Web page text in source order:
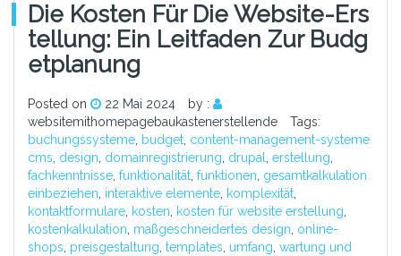
Die Kosten Für Die Website-Ers
Tellung: Ein Leitfaden Zur Budg
Etplanung
Posted on 22 Mai 2024
by :
websitemithomepagebaukastenerstellende
Tags:
buchungssysteme budget content-management-systeme
cms design domainregistrierung drupal erstellung
fachkenntnisse funktionalität funktionen gesamtkalkulation
einbeziehen interaktive elemente komplexität
kontaktformulare kosten kosten für website erstellung
kostenkalkulation maßgeschneidertes design online-
shops preisgestaltung templates umfang wartung und